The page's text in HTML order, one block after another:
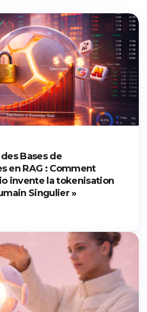
Bases de
en RAG : Comment
invente la tokenisation
Singulier »